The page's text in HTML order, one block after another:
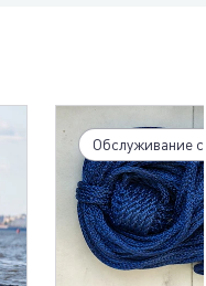
Обслуживание